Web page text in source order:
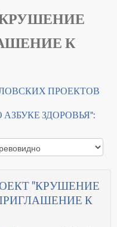
К
ПРОЕКТОВ
ЗДОРОВЬЯ":
"КРУШЕНИЕ
К